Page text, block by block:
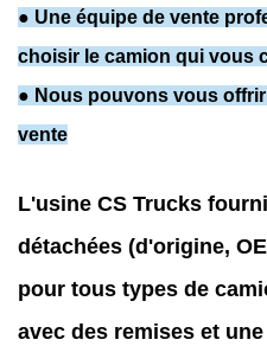
● Une équipe de vente
choisir le camion qui vous
● Nous pouvons vous
vente
L'usine CS Trucks
détachées (d'origine,
pour tous types de
avec des remises et